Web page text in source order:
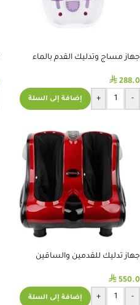
جهاز مساج وتدليك القدم بالماء
⃁ 288.0
-
+ إضافة إلى السلة
جهاز تدليك للقدمين والساقين
⃁ 550.0
-
+ إضافة إلى السلة